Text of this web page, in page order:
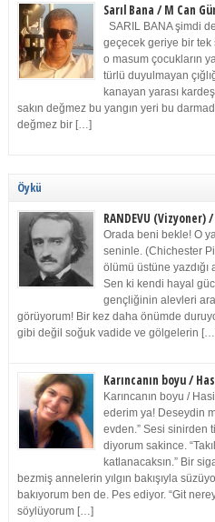
Sarıl Bana / M Can
SARIL BANA şimdi
geçecek geriye bir
o masum çocukların
türlü duyulmayan
kanayan yarası
sakın değmez bu yangın yeri bu
değmez bir […]
Öykü
RANDEVU (Vizyoner) /
Orada beni bekle! O
seninle. (Chichester
ölümü üstüne yazdığı
Sen ki kendi hayal
gençliğinin alevleri
görüyorum! Bir kez daha önümde
gibi değil soğuk vadide ve gölgelerin
Karıncanın boyu /
Karıncanın boyu /
ederim ya! Deseydin
evden.” Sesi sinirden
diyorum sakince.
katlanacaksın.” Bir
bezmiş annelerin yılgın bakışıyla
bakıyorum ben de. Pes ediyor. “Git
söylüyorum […]